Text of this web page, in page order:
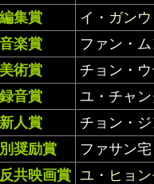
編集賞
イ・ガン
音楽賞
ファン・
美術賞
チョン・
録音賞
ユ・チャ
新人賞
チョン・
奨励賞
ファサン宅
共映画賞 ユ・ヒョ